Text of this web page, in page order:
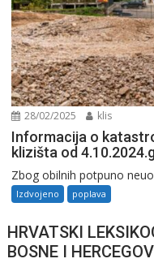
28/02/2025 klis
Informacija o
klizišta od
Zbog obilnih potpuno
Izdvojeno poplava
HRVATSKI
BOSNE I